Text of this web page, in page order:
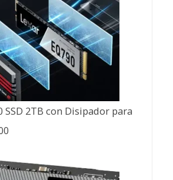
SSD 2TB con Disipador para